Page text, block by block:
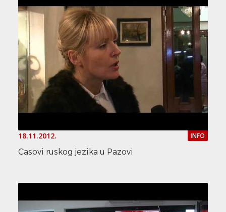
18.11.2012. INFO
Casovi ruskog jezika u Pazovi